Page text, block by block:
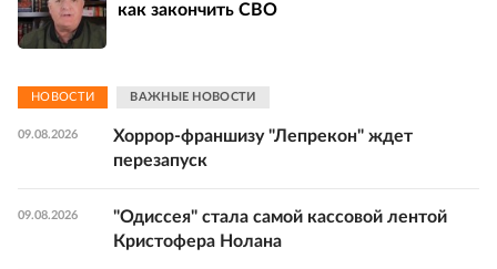
как закончить СВО
НОВОСТИ ВАЖНЫЕ НОВОСТИ
09.08.2026
Хоррор-франшизу "Лепрекон" ждет
перезапуск
09.08.2026
"Одиссея" стала самой кассовой лентой
Кристофера Нолана